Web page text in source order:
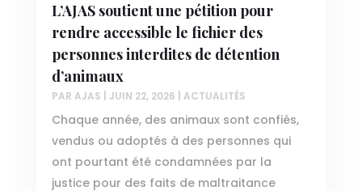
L’AJAS soutient une pétition pour
rendre accessible le fichier des
personnes interdites de détention
d’animaux
PAR AJAS JUIN 22, 2026 ACTUALITÉS
Chaque année, des animaux sont confiés,
vendus ou adoptés à des personnes qui
ont pourtant été condamnées par la
justice pour des faits de maltraitance